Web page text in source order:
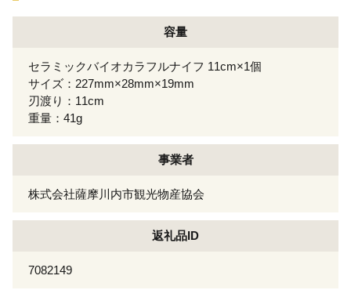
容量
セラミックバイオカラフルナイフ 11cm×1個
サイズ：227mm×28mm×19mm
刃渡り：11cm
重量：41g
事業者
株式会社薩摩川内市観光物産協会
返礼品ID
7082149